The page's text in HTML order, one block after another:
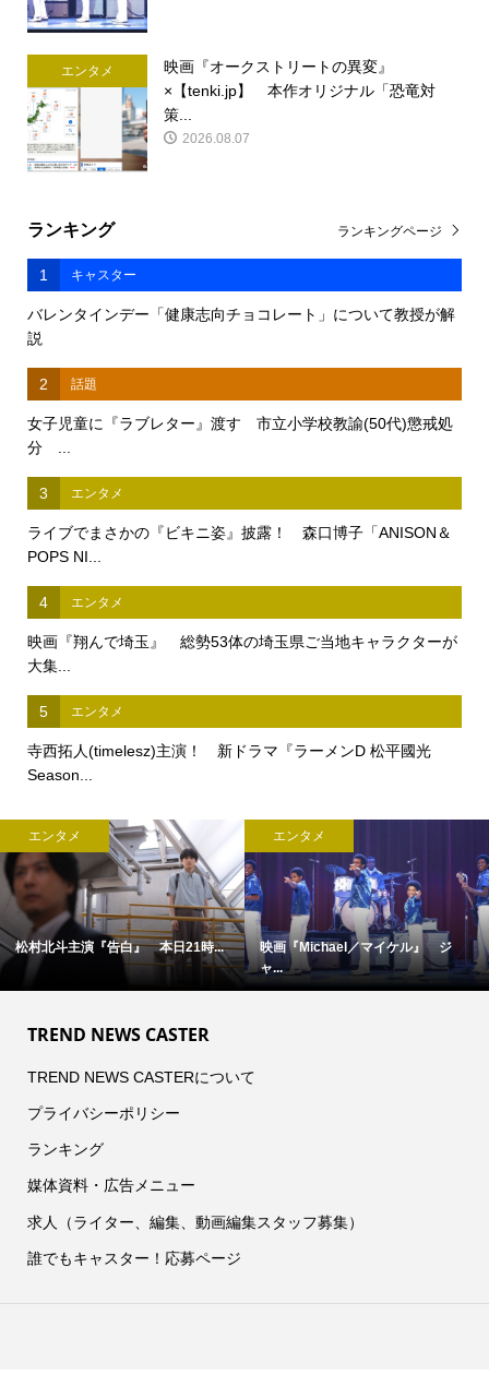
エンタメ
映画『オークストリートの異変』
×【tenki.jp】 本作オリジナル「恐竜対
策...
2026.08.07
ランキング
1 キャスター
バレンタインデー「健康志向チョコレート」について教授が解
説
2 話題
女子児童に『ラブレター』渡す 市立小学校教諭(50代)懲戒処
分 ...
3 エンタメ
ライブでまさかの『ビキニ姿』披露！ 森口博子「ANISON＆
POPS NI...
4 エンタメ
映画『翔んで埼玉』 総勢53体の埼玉県ご当地キャラクターが
大集...
5 エンタメ
寺西拓人(timelesz)主演！ 新ドラマ『ラーメンD 松平國光
Season...
ランキングページ
エンタメ
松村北斗主演『告白』 本日21時...
エンタメ
映画『Michael／マイケル』 ジ
ャ...
TREND NEWS CASTER
TREND NEWS CASTERについて
プライバシーポリシー
ランキング
媒体資料・広告メニュー
求人（ライター、編集、動画編集スタッフ募集）
誰でもキャスター！応募ページ